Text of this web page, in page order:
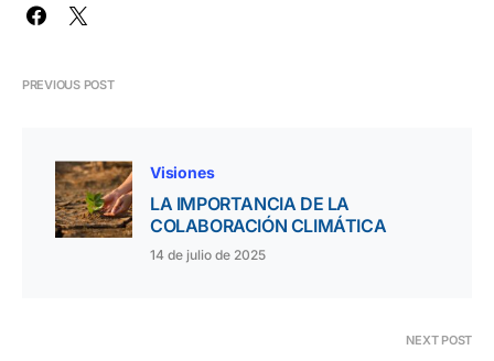
PREVIOUS POST
Visiones
LA IMPORTANCIA DE LA
COLABORACIÓN CLIMÁTICA
14 de julio de 2025
NEXT POST